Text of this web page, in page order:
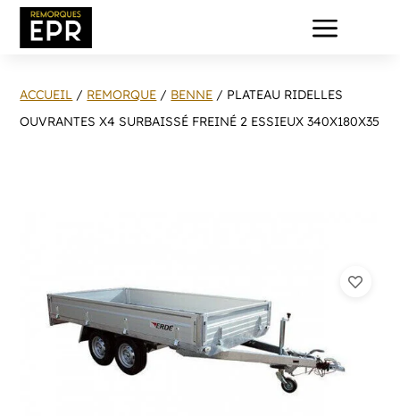
a
ACCUEIL / REMORQUE / BENNE / PLATEAU RIDELLES
OUVRANTES X4 SURBAISSÉ FREINÉ 2 ESSIEUX 340X180X35